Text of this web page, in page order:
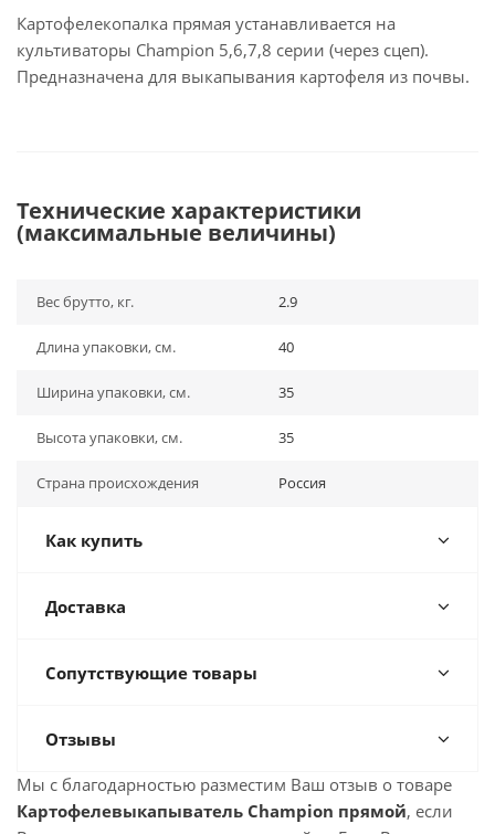
Картофелекопалка прямая устанавливается на
культиваторы Champion 5,6,7,8 серии (через сцеп).
Предназначена для выкапывания картофеля из почвы.
Технические характеристики
(максимальные величины)
Вес брутто, кг. 2.9
Длина упаковки, см. 40
Ширина упаковки, см. 35
Высота упаковки, см. 35
Страна происхождения Россия
Как купить
Доставка
Сопутствующие товары
Отзывы
Мы с благодарностью разместим Ваш отзыв о товаре
Картофелевыкапыватель Champion прямой, если